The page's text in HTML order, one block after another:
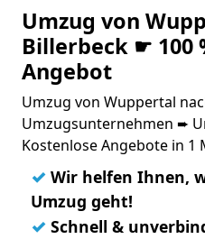
Umzug von
Billerbeck ☛ 100
Angebot
Umzug von Wuppertal
Umzugsunternehmen ➨
Kostenlose Angebote in 1
✓ Wir helfen Ihnen,
Umzug geht!
✓ Schnell &